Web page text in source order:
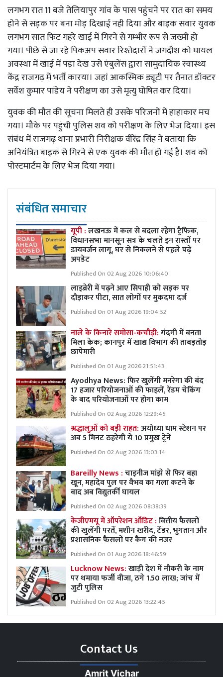
लगभग रात 11 बजे तेलियापुर गांव के पास पहुंचने पर रात का समय
होने से सड़क पर बना मोड़ दिखाई नही दिया और बाइक सवार युवक
लगभग सात फिट गहरे खाई में गिरने से गम्भीर रूप से जख्मी हो
गया। पीछे से जा रहे पिकअप सवार रिश्तेदारों ने जगदीश को घायल
अवस्था में खाई में पड़ा देख उसे एंबुलेंस द्वारा सामुदायिक स्वास्थ्य
केंद्र राजगढ़ में भर्ती कारया। जहां आकस्मिक ड्यूटी पर तैनात डॉक्टर
सर्वेश कुमार पांडेय ने परीक्षण का उसे मृत्यु घोषित कर दिया।
युवक की मौत की सूचना मिलते ही उसके परिजनों में हाहाकार मच
गया। मौके पर पहुंची पुलिस शव को परीक्षण के लिए भेज दिया। इस
संबंध में राजगढ़ थाना प्रभारी निरीक्षक वीरेंद्र सिंह ने बताया कि
अनियंत्रित बाइक से गिरने से एक युवक की मौत हो गई है। शव को
पोस्टमार्टम के लिए भेज दिया गया।
संबंधित समाचार
यूपी :लखनऊ में कल से बदला रहेगा ट्रैफिक,
विधानसभा मानसून सत्र के चलते इन रास्तों पर
डायवर्जन लागू, घर से निकलने से पहले पढ़ें
अपडेट
Published On 02 Aug 2026 10:06:40
लाइब्रेरी में पढ़ने आए सिपाही को सड़क पर
दौड़ाकर पीटा, सात लोगों पर मुकदमा दर्ज
Published On 01 Aug 2026 19:04:52
नाले के किनारे समोसा-कचौड़ी:गंदगी में बनता
मिला केक; कानपुर में खाद्य विभाग की ताबड़तोड़
छापेमारी
Published On 01 Aug 2026 21:51:43
Ayodhya News: फिर खुलेंगी मनरेगा की बंद
17 हजार परियोजनाओं की फाइलें, रेंडम चेकिंग
के बाद परियोजनाओं पर होगा काम
Published On 02 Aug 2026 12:29:45
श्रद्धालुओं को बड़ी राहत:अयोध्या धाम स्टेशन पर
अब 5 मिनट ठहरेंगी ये 10 प्रमुख ट्रेनें
Published On 02 Aug 2026 13:03:14
Bareilly News :चाइनीज मांझे से फिर बहा
खून, महादेव पुल पर वैभव का गला कटने के
बाद अब विद्युतर्की घायल
Published On 02 Aug 2026 08:38:39
केजीएमयू में ऑपरेशन ऑडिट :वित्तीय फैसलों
की खुलेंगी परतें, मशीन खरीद, टेंडर, भुगतान और
प्रशासनिक फैसलों पर कैग की नजर
Published On 01 Aug 2026 18:46:59
Lucknow News:खाड़ी देश में नौकरी के नाम
पर थमाया फर्जी वीजा, ठगे 1.50 लाख; जांच में
जुटी पुलिस
Published On 02 Aug 2026 13:22:45
Contact Us
Amrit Vichar